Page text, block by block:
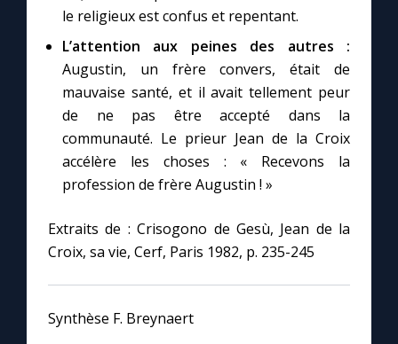
le religieux est confus et repentant.
L’attention aux peines des autres :
Augustin, un frère convers, était de
mauvaise santé, et il avait tellement peur
de ne pas être accepté dans la
communauté. Le prieur Jean de la Croix
accélère les choses : « Recevons la
profession de frère Augustin ! »
Extraits de : Crisogono de Gesù, Jean de la
Croix, sa vie, Cerf, Paris 1982, p. 235-245
Synthèse F. Breynaert